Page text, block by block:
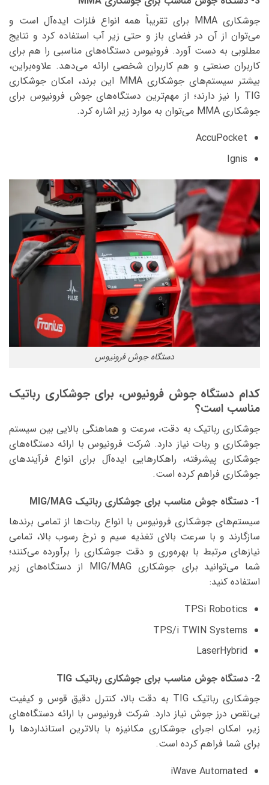
جوشکاری MMA برای تقریباً همه انواع فلزات ایده‌آل است و
می‌توان از آن در فضای باز و حتی زیر آب استفاده کرد و نتایج
مطلوبی به دست آورد. فرونیوس دستگاه‌های مناسبی را هم برای
کاربران صنعتی و هم کاربران شخصی ارائه می‌دهد. علاوه‌براین،
بیشتر سیستم‌های جوشکاری MMA این برند، امکان جوشکاری
TIG را نیز دارند؛ از مهم‌ترین دستگاه‌های جوش فرونیوس برای
جوشکاری MMA می‌توان به موارد زیر اشاره کرد.
AccuPocket
Ignis
دستگاه جوش فرونیوس
کدام دستگاه جوش فرونیوس، برای جوشکاری رباتیک
مناسب است؟
جوشکاری رباتیک به دقت، سرعت و هماهنگی بالایی بین سیستم
جوشکاری و ربات نیاز دارد. شرکت فرونیوس با ارائه دستگاه‌های
جوشکاری پیشرفته، راهکارهایی ایده‌آل برای انواع فرآیندهای
جوشکاری فراهم کرده است.
1- دستگاه جوش مناسب برای جوشکاری رباتیک MIG/MAG
سیستم‌های جوشکاری فرونیوس با انواع ربات‌ها از تمامی برندها
سازگارند و با سرعت بالای تغذیه سیم و نرخ رسوب بالا، تمامی
نیازهای مرتبط با بهره‌وری و دقت جوشکاری را برآورده می‌کنند؛
شما می‌توانید برای جوشکاری MIG/MAG از دستگاه‌های‌ زیر
استفاده کنید:
TPSi Robotics
TPS/i TWIN Systems
LaserHybrid
2- دستگاه جوش مناسب برای جوشکاری رباتیک TIG
جوشکاری رباتیک TIG به دقت بالا، کنترل دقیق قوس و کیفیت
بی‌نقص درز جوش نیاز دارد. شرکت فرونیوس با ارائه دستگاه‌های
زیر، امکان اجرای جوشکاری مکانیزه با بالاترین استانداردها را
برای شما فراهم کرده است.
iWave Automated